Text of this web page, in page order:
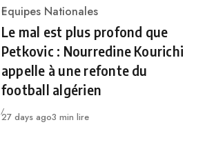
Category
Equipes Nationales
Le mal est plus profond que
Petkovic : Nourredine Kourichi
appelle à une refonte du
football algérien
Publié
27 days ago3 min lire